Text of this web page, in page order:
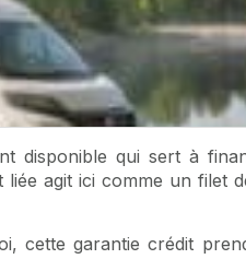
disponible qui sert à
liée agit ici comme un
cette garantie crédit